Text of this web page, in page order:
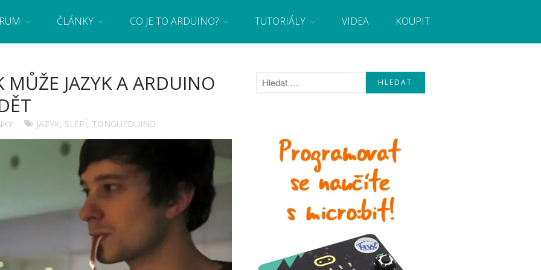
se základy programování a elektroniky zábavnou formou! Arduino a microbit projekty, návody, novinky i tutoriály pro začátečníky i pro
ČLÁNKY CO JE TO ARDUINO? TUTORIÁLY VIDEA KOUPIT
JAZYK A ARDUINO
JAZYK, SLEPÍ, TONGUEDUINO